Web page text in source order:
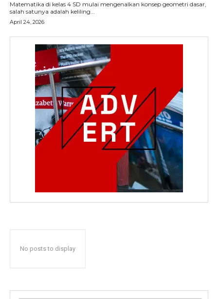
Matematika di kelas 4 SD mulai mengenalkan konsep geometri dasar,
salah satunya adalah keliling...
April 24, 2026
No posts to display